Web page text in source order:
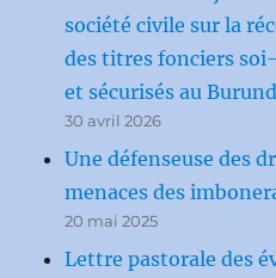
société civile sur la
des titres fonciers
et sécurisés au
30 avril 2026
Une défenseuse des
menaces des
20 mai 2025
Lettre pastorale des